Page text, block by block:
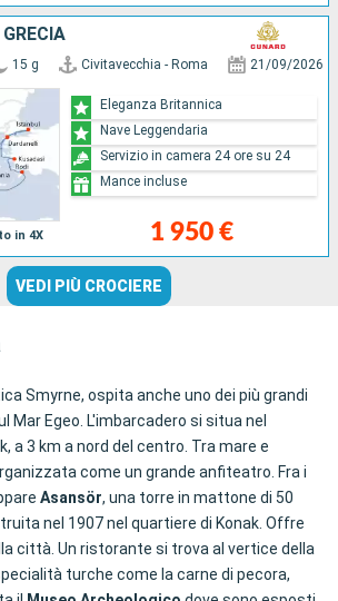
in 4X
15 g Civitavecchia - Roma 21/09/2026
1 950 €
Eleganza Britannica
Nave Leggendaria
Servizio in camera 24 ore su 24
Mance incluse
VEDI PIÙ CROCIERE
Smyrne, ospita anche uno dei più grandi
Mar Egeo. L'imbarcadero si situa nel
a 3 km a nord del centro. Tra mare e
come un grande anfiteatro. Fra i
Asansör, una torre in mattone di 50
nel 1907 nel quartiere di Konak. Offre
città. Un ristorante si trova al vertice della
turche come la carne di pecora,